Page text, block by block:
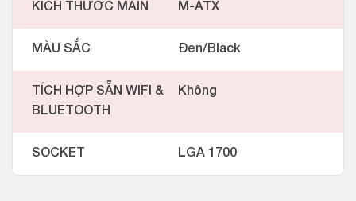
KÍCH THƯỚC MAIN M-ATX
MÀU SẮC Đen/Black
TÍCH HỢP SẴN WIFI &
BLUETOOTH
Không
SOCKET LGA 1700